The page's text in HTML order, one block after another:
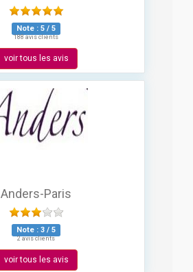
Note : 5 / 5
188 avis clients
voir tous les avis
Anders-Paris
Note : 3 / 5
2 avis clients
voir tous les avis